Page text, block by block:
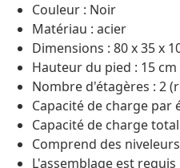
Couleur : Noir
Matériau : acier
Dimensions : 80 x 35 x
Hauteur du pied : 15 cm
Nombre d'étagères : 2
Capacité de charge par
Capacité de charge
Comprend des
L'assemblage est requis